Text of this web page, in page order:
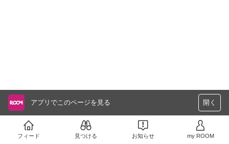
アプリでこのページを見る 開く
フィード 見つける お知らせ my ROOM